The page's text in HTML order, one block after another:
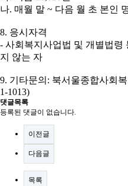
나. 매월 말 ~ 다음 월 초 본인
8. 응시자격
- 사회복지사업법 및 개별법령
지 않는 자
9. 기타문의 : 북서울종합사회
1-1013)
댓글목록
등록된 댓글이 없습니다.
이전글
다음글
목록